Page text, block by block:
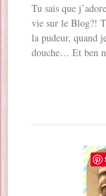
Tu sais que
vie sur le Blog?!
la pudeur, quand
douche… Et ben